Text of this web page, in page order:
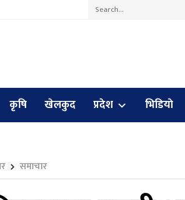
कृषि खेलकुद प्रदेश भिडियाे
समाचार